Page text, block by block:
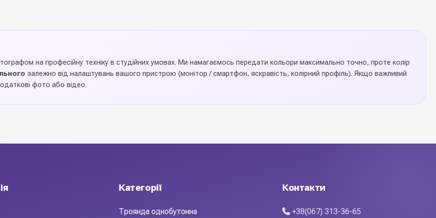
букет на стильний подарунок-аксесуар. Міцні ручки, посилене дно та ретельна обробка швів гарантують
робить композицію завершеною ще до вручення. Широка колірна палітра і різноманіття розмірів дозволяють підібрати
швидка доставка Новою Поштою по Україні.
на професійну техніку в студійних умовах. Ми намагаємось передати кольори максимально точно, проте колір
залежно від налаштувань вашого пристрою (монітор / смартфон, яскравість, колірний профіль). Якщо важливий
фото або відео.
Категорії
Троянда однобутонна
Контакти
+38(067) 313-36-65